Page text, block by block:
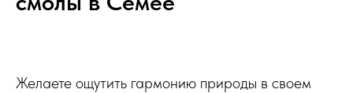
Желаете ощутить гармонию природы в своем